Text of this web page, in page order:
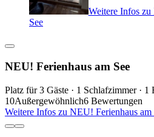
Weitere Infos
See
NEU! Ferienhaus am See
Platz für 3 Gäste · 1 Schlafzimmer · 1
10Außergewöhnlich6 Bewertungen
Weitere Infos zu NEU! Ferienhaus am